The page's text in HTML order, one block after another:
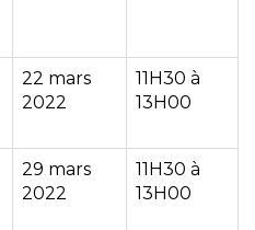
22 mars
2022
11H30 à
13H00
29 mars
2022
11H30 à
13H00